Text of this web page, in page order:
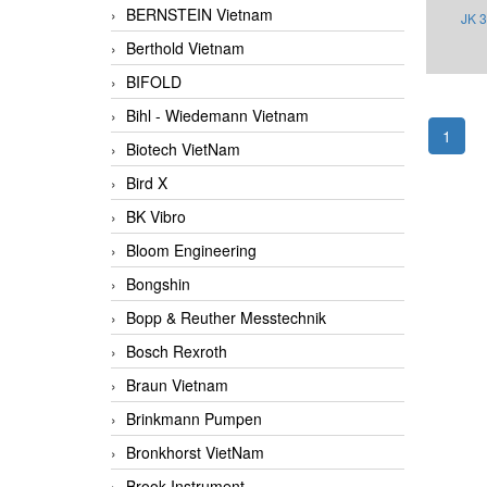
BERNSTEIN Vietnam
Berthold Vietnam
BIFOLD
Bihl - Wiedemann Vietnam
Biotech VietNam
Bird X
BK Vibro
Bloom Engineering
Bongshin
Bopp & Reuther Messtechnik
Bosch Rexroth
Braun Vietnam
Brinkmann Pumpen
Bronkhorst VietNam
JK
1